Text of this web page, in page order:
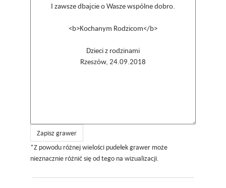
Zapisz grawer
*Z powodu różnej wielości pudełek grawer może
nieznacznie różnić się od tego na wizualizacji.